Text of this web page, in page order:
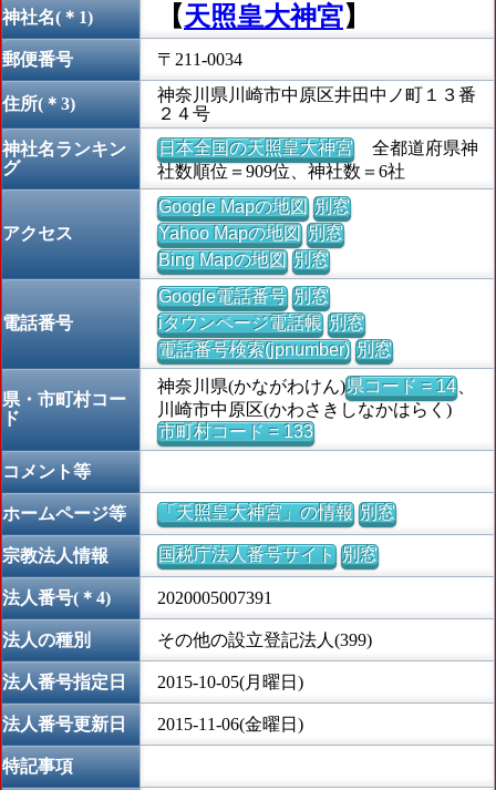
神社名(＊1) 【天照皇大神宮】
郵便番号 〒211-0034
住所(＊3)
神奈川県川崎市中原区井田中ノ町１３番
２４号
神社名ランキン
グ
日本全国の天照皇大神宮全都道府県神
社数順位＝909位、神社数＝6社
アクセス
Google Mapの地図 別窓
Yahoo Mapの地図 別窓
Bing Mapの地図 別窓
電話番号
Google電話番号 別窓
iタウンページ電話帳 別窓
電話番号検索(jpnumber) 別窓
県・市町村コー
ド
神奈川県(かながわけん)県コード = 14、
川崎市中原区(かわさきしなかはらく)
市町村コード = 133
コメント等
ホームページ等 「天照皇大神宮」の情報 別窓
宗教法人情報 国税庁法人番号サイト 別窓
法人番号(＊4) 2020005007391
法人の種別 その他の設立登記法人(399)
法人番号指定日 2015-10-05(月曜日)
法人番号更新日 2015-11-06(金曜日)
特記事項